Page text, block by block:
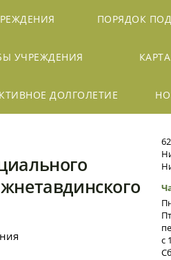
ПОРЯДОК
УЧРЕЖДЕНИЯ
ДОЛГОЛЕТИЕ
с